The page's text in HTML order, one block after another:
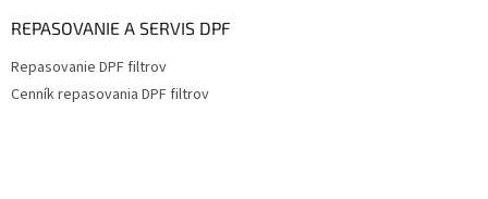
REPASOVANIE A SERVIS DPF
Repasovanie DPF filtrov
Cenník repasovania DPF filtrov